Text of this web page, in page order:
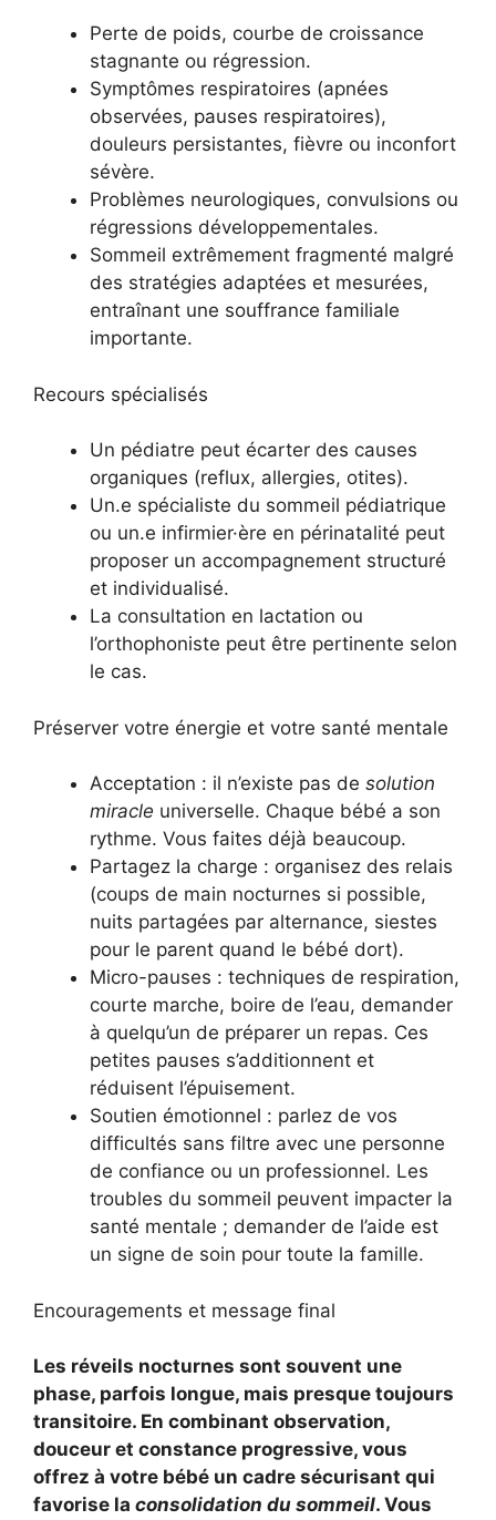
Perte de poids, courbe de croissance
stagnante ou régression.
Symptômes respiratoires (apnées
observées, pauses respiratoires),
douleurs persistantes, fièvre ou inconfort
sévère.
Problèmes neurologiques, convulsions ou
régressions développementales.
Sommeil extrêmement fragmenté malgré
des stratégies adaptées et mesurées,
entraînant une souffrance familiale
importante.
Recours spécialisés
Un pédiatre peut écarter des causes
organiques (reflux, allergies, otites).
Un.e spécialiste du sommeil pédiatrique
ou un.e infirmier·ère en périnatalité peut
proposer un accompagnement structuré
et individualisé.
La consultation en lactation ou
l’orthophoniste peut être pertinente selon
le cas.
Préserver votre énergie et votre santé mentale
Acceptation : il n’existe pas de solution
miracle universelle. Chaque bébé a son
rythme. Vous faites déjà beaucoup.
Partagez la charge : organisez des relais
(coups de main nocturnes si possible,
nuits partagées par alternance, siestes
pour le parent quand le bébé dort).
Micro-pauses : techniques de respiration,
courte marche, boire de l’eau, demander
à quelqu’un de préparer un repas. Ces
petites pauses s’additionnent et
réduisent l’épuisement.
Soutien émotionnel : parlez de vos
difficultés sans filtre avec une personne
de confiance ou un professionnel. Les
troubles du sommeil peuvent impacter la
santé mentale ; demander de l’aide est
un signe de soin pour toute la famille.
Encouragements et message final
Les réveils nocturnes sont souvent une
phase, parfois longue, mais presque toujours
transitoire. En combinant observation,
douceur et constance progressive, vous
offrez à votre bébé un cadre sécurisant qui
favorise la consolidation du sommeil. Vous